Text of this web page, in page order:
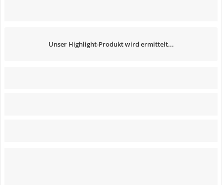
Unser Highlight-Produkt wird ermittelt...